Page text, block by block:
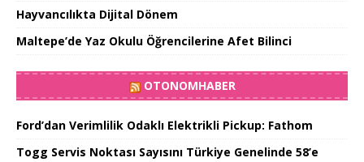
Hayvancılıkta Dijital Dönem
Maltepe’de Yaz Okulu Öğrencilerine Afet Bilinci
OTONOMHABER
Ford’dan Verimlilik Odaklı Elektrikli Pickup: Fathom
Togg Servis Noktası Sayısını Türkiye Genelinde 58’e